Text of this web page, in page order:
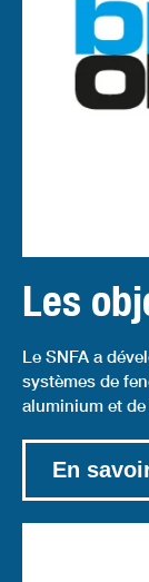
Les
Le SNFA a
systèmes de
aluminium et
En